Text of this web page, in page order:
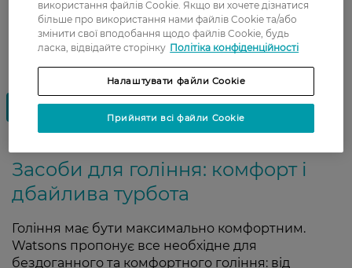
Засоби для гоління: комфорт і
дбайлива турбота
Гоління має бути максимально комфортним.
Watsons пропонує все необхідне для
бездоганного та комфортного гоління: від
використання файлів Cookie. Якщо ви хочете дізнатися
більше про використання нами файлів Cookie та/або
змінити свої вподобання щодо файлів Cookie, будь
ласка, відвідайте сторінку Політіка конфіденційності
Налаштувати файли Cookie
Прийняти всі файли Cookie